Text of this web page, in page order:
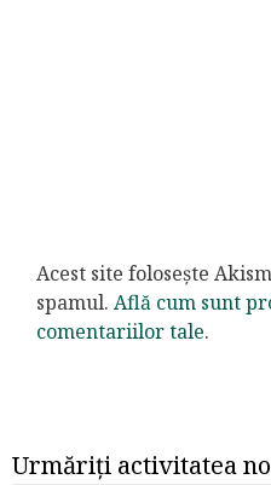
Acest site folosește
spamul. Află cum sunt
comentariilor tale.
Urmăriți activitatea